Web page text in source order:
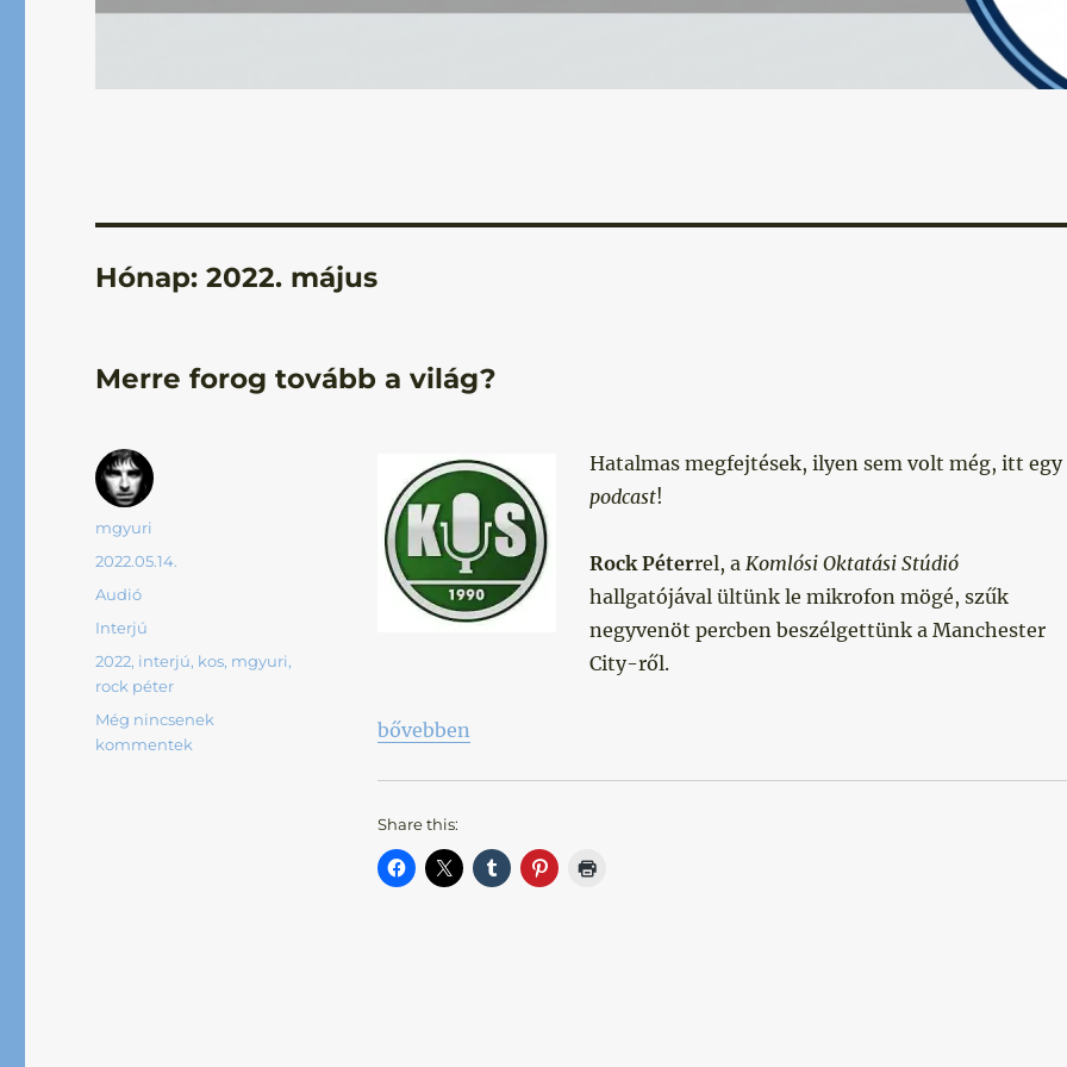
Hónap:2022. május
Merre forog tovább a világ?
Hatalmas megfejtések, ilyen sem volt még, itt egy
podcast!
Rock Péterrel, a Komlósi Oktatási Stúdió
hallgatójával ültünk le mikrofon mögé, szűk
negyvenöt percben beszélgettünk a Manchester
City-ről.
„Merre forog tovább a világ?”
bővebben
Share this:
Szerző
mgyuri
Közzétéve
2022.05.14.
Forma
Audió
Kategória
Interjú
Címke
2022, interjú, kos, mgyuri,
rock péter
Még nincsenek
kommentek